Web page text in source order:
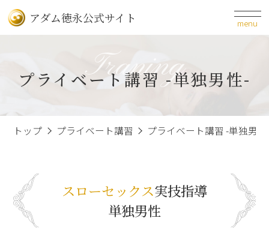
アダム徳永公式サイト menu
Traning
プライベート講習 -単独男性-
トップ プライベート講習 プライベート講習 -単独男
スローセックス実技指導
単独男性